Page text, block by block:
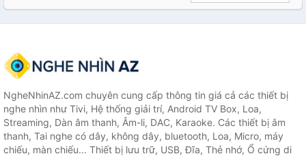
NgheNhinAZ.com chuyên cung cấp thông tin giá cả các thiết bị
nghe nhìn như Tivi, Hệ thống giải trí, Android TV Box, Loa,
Streaming, Dàn âm thanh, Âm-li, DAC, Karaoke. Các thiết bị âm
thanh, Tai nghe có dây, không dây, bluetooth, Loa, Micro, máy
chiếu, màn chiếu... Thiết bị lưu trữ, USB, Đĩa, Thẻ nhớ, Ổ cứng di